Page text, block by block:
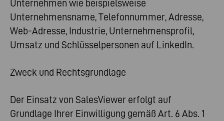
Unternehmen wie beispielsweise
Unternehmensname, Telefonnummer, Adresse,
Web-Adresse, Industrie, Unternehmensprofil,
Umsatz und Schlüsselpersonen auf LinkedIn.
Zweck und Rechtsgrundlage
Der Einsatz von SalesViewer erfolgt auf
Grundlage Ihrer Einwilligung gemäß Art. 6 Abs. 1